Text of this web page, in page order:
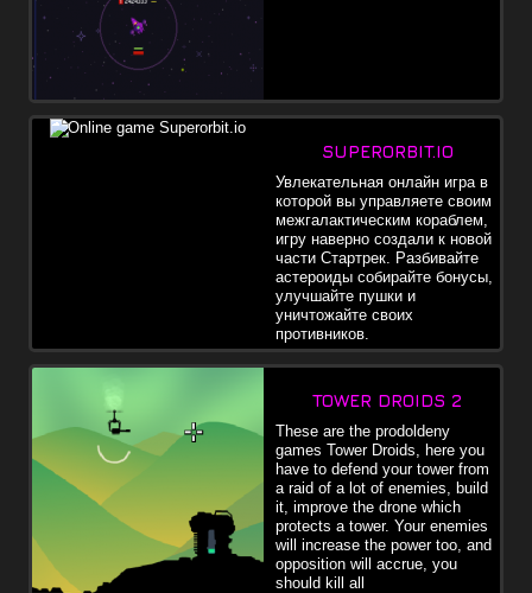
SUPERORBIT.IO
Увлекательная онлайн игра в
которой вы управляете своим
межгалактическим кораблем,
игру наверно создали к новой
части Стартрек. Разбивайте
астероиды собирайте бонусы,
улучшайте пушки и
уничтожайте своих
противников.
TOWER DROIDS 2
These are the prodoldeny
games Tower Droids, here you
have to defend your tower from
a raid of a lot of enemies, build
it, improve the drone which
protects a tower. Your enemies
will increase the power too, and
opposition will accrue, you
should kill all